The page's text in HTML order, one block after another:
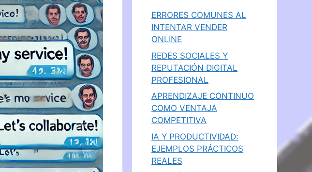
ERRORES COMUNES AL
INTENTAR VENDER
ONLINE
REDES SOCIALES Y
REPUTACIÓN DIGITAL
PROFESIONAL
APRENDIZAJE CONTINUO
COMO VENTAJA
COMPETITIVA
IA Y PRODUCTIVIDAD:
EJEMPLOS PRÁCTICOS
REALES